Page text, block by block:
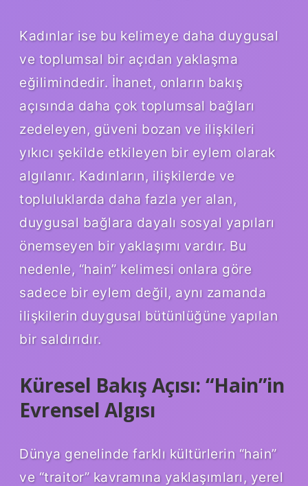
Kadınlar ise bu kelimeye daha duygusal
ve toplumsal bir açıdan yaklaşma
eğilimindedir. İhanet, onların bakış
açısında daha çok toplumsal bağları
zedeleyen, güveni bozan ve ilişkileri
yıkıcı şekilde etkileyen bir eylem olarak
algılanır. Kadınların, ilişkilerde ve
topluluklarda daha fazla yer alan,
duygusal bağlara dayalı sosyal yapıları
önemseyen bir yaklaşımı vardır. Bu
nedenle, “hain” kelimesi onlara göre
sadece bir eylem değil, aynı zamanda
ilişkilerin duygusal bütünlüğüne yapılan
bir saldırıdır.
Küresel Bakış Açısı: “Hain”in
Evrensel Algısı
Dünya genelinde farklı kültürlerin “hain”
ve “traitor” kavramına yaklaşımları, yerel